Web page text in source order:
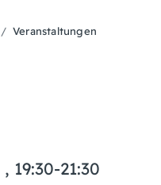
Veranstaltungen
, 19:30-21:30